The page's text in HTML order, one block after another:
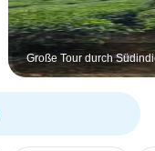
Große Tour durch